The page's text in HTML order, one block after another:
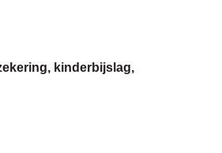
kinderbijslag,